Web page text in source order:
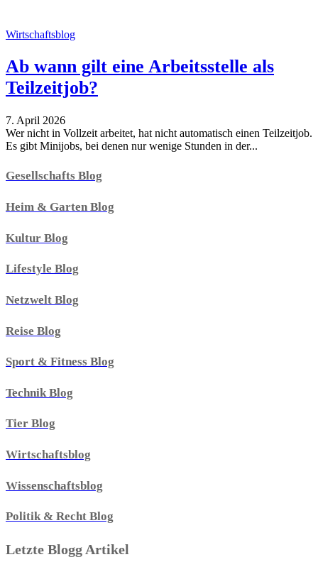
Wirtschaftsblog
Ab wann gilt eine Arbeitsstelle als
Teilzeitjob?
7. April 2026
Wer nicht in Vollzeit arbeitet, hat nicht automatisch einen Teilzeitjob.
Es gibt Minijobs, bei denen nur wenige Stunden in der...
Gesellschafts Blog
Heim & Garten Blog
Kultur Blog
Lifestyle Blog
Netzwelt Blog
Reise Blog
Sport & Fitness Blog
Technik Blog
Tier Blog
Wirtschaftsblog
Wissenschaftsblog
Politik & Recht Blog
Letzte Blogg Artikel